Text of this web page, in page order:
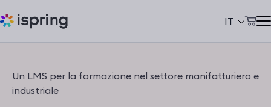
IT
SoluzioniIl mio account
Un LMS per la formazione nel settore manifatturiero e
industriale